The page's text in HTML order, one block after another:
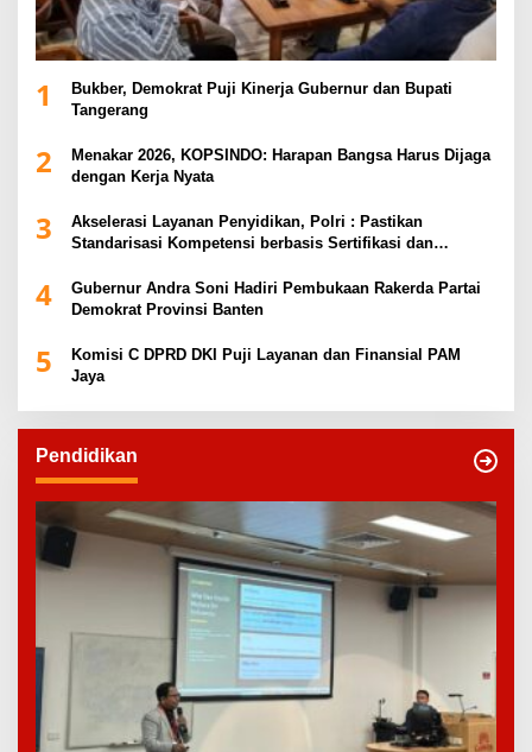
1
Bukber, Demokrat Puji Kinerja Gubernur dan Bupati
Tangerang
2
Menakar 2026, KOPSINDO: Harapan Bangsa Harus Dijaga
dengan Kerja Nyata
3
Akselerasi Layanan Penyidikan, Polri : Pastikan
Standarisasi Kompetensi berbasis Sertifikasi dan
4
Gubernur Andra Soni Hadiri Pembukaan Rakerda Partai
Demokrat Provinsi Banten
5
Komisi C DPRD DKI Puji Layanan dan Finansial PAM
Jaya
Pendidikan